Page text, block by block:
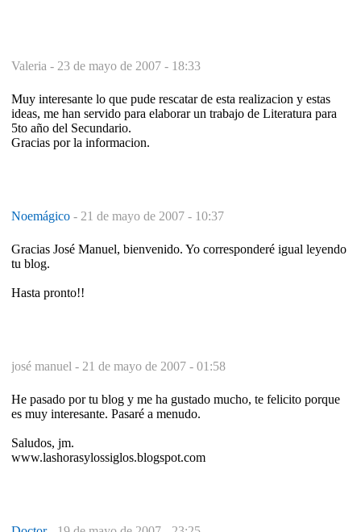
Valeria - 23 de mayo de 2007 - 18:33
Muy interesante lo que pude rescatar de esta realizacion y estas
ideas, me han servido para elaborar un trabajo de Literatura para
5to año del Secundario.
Gracias por la informacion.
Noemágico - 21 de mayo de 2007 - 10:37
Gracias José Manuel, bienvenido. Yo corresponderé igual leyendo
tu blog.
Hasta pronto!!
josé manuel - 21 de mayo de 2007 - 01:58
He pasado por tu blog y me ha gustado mucho, te felicito porque
es muy interesante. Pasaré a menudo.
Saludos, jm.
www.lashorasylossiglos.blogspot.com